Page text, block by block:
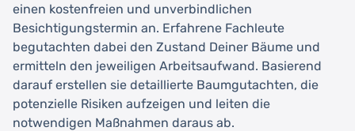
einen kostenfreien und unverbindlichen
Besichtigungstermin an. Erfahrene Fachleute
begutachten dabei den Zustand Deiner Bäume und
ermitteln den jeweiligen Arbeitsaufwand. Basierend
darauf erstellen sie detaillierte Baumgutachten, die
potenzielle Risiken aufzeigen und leiten die
notwendigen Maßnahmen daraus ab.